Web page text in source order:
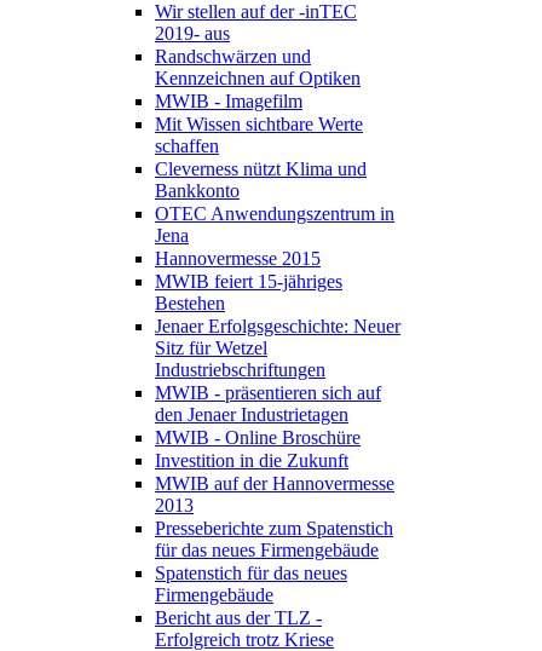
Wir stellen auf der -inTEC
2019- aus
Randschwärzen und
Kennzeichnen auf Optiken
MWIB - Imagefilm
Mit Wissen sichtbare Werte
schaffen
Cleverness nützt Klima und
Bankkonto
OTEC Anwendungszentrum in
Jena
Hannovermesse 2015
MWIB feiert 15-jähriges
Bestehen
Jenaer Erfolgsgeschichte: Neuer
Sitz für Wetzel
Industriebschriftungen
MWIB - präsentieren sich auf
den Jenaer Industrietagen
MWIB - Online Broschüre
Investition in die Zukunft
MWIB auf der Hannovermesse
2013
Presseberichte zum Spatenstich
für das neues Firmengebäude
Spatenstich für das neues
Firmengebäude
Bericht aus der TLZ -
Erfolgreich trotz Kriese